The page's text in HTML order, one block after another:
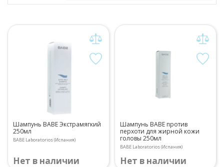
Шампунь BABE Экстрамягкий
250мл
BABE Laboratorios (Испания)
Нет в наличии
Шампунь BABE против
перхоти для жирной кожи
головы 250мл
BABE Laboratorios (Испания)
Нет в наличии